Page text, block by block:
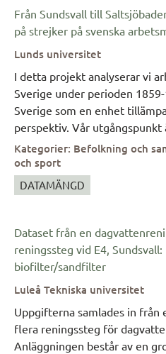
till forskare från olika
frågeställningar. Den
som husförhörslängder,
dopböcker, lysnings- och
begravningsböcker.
länkats samman för
länkning skett mellan
(relationslänkning) samt över
(regionslänkning).
Från Sundsvall till
på strejker på svenska
Lunds universitet
I detta projekt analyserar vi
Sverige under perioden
Sverige som en enhet
perspektiv. Vår
moderna kvantitativa
variationer för att fånga
ekonomiska, sociala och
Projektet består av två
andra delen analyserar vi
särskild tonvikt på den
båda delarna riktar vi särskilt
med information om lokala
som kan kombineras med
information, exempelvis om
förhållanden, facklig
Kategorier: Befolkning och
och sport
DATAMÄNGD
Dataset från en
reningssteg vid E4,
biofilter/sandfilter
Luleå Tekniska universitet
Uppgifterna samlades in från
flera reningssteg för
Anläggningen består av en